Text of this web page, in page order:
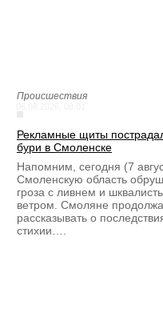
Происшествия
Рекламные щиты
бури в Смоленске
Напомним, сегодня (7
Смоленскую область
гроза с ливнем и
ветром. Смоляне
рассказывать о
стихии….